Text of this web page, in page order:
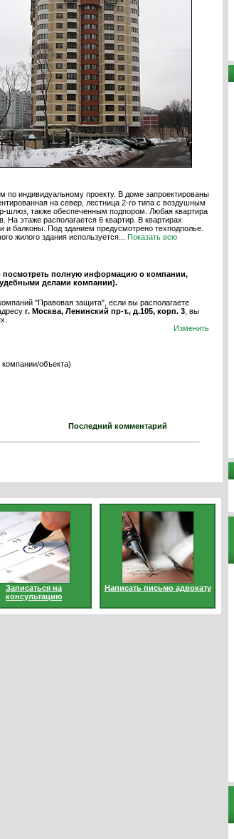
по индивидуальному проекту. В доме запроектированы
на север, лестница 2-го типа с воздушным
шлюз, также обеспеченным подпором. Любая квартира
На этаже располагается 6 квартир. В квартирах
и балконы. Под зданием предусмотрено техподполье.
жилого здания используется... Показать всю
полную информацию о компании,
делами компании).
"Правовая защита", если вы располагаете
г. Москва, Ленинский пр-т., д.105, корп. 3, вы
Изменить
объекта)
Последний комментарий
Записаться на
консультацию
Написать письмо адвокату